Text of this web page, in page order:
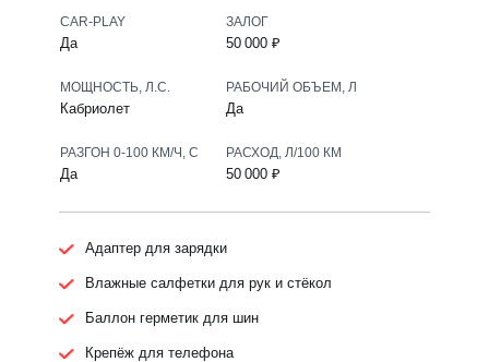
CAR-PLAY
Да 50 000 ₽
ЗАЛОГ
МОЩНОСТЬ, Л.С.
Крепёж для телефона
Баллон герметик для шин
Влажные салфетки для рук и стёкол
Адаптер для зарядки
Кабриолет Да
РАБОЧИЙ ОБЪЕМ, Л
РАСХОД, Л/100 КМ
50 000 ₽
Да
РАЗГОН 0-100 КМ/Ч, С